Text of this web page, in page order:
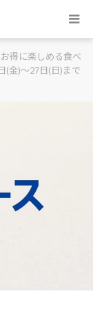
得に楽しめる食べ
(金)〜27日(日)まで